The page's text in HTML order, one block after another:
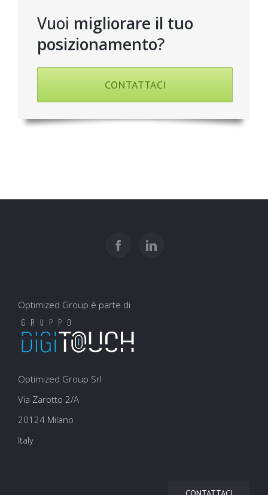
Vuoi migliorare il tuo
posizionamento?
CONTATTACI
Optimized Group è parte di
Optimized Group Srl
Via Zarotto 2/A
20124 Milano
Italy